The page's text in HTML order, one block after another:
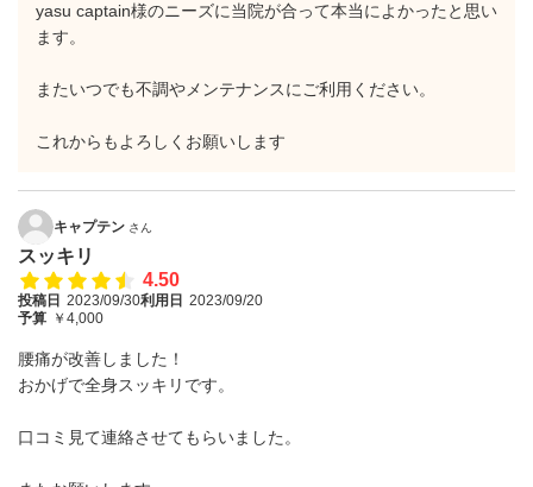
yasu captain様のニーズに当院が合って本当によかったと思い
ます。
またいつでも不調やメンテナンスにご利用ください。
これからもよろしくお願いします
キャプテン さん
スッキリ
4.50
投稿日 2023/09/30利用日 2023/09/20
予算 ￥4,000
腰痛が改善しました！
おかげで全身スッキリです。
口コミ見て連絡させてもらいました。